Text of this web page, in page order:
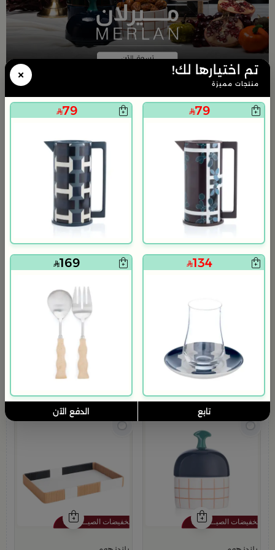
طقم تقديم القهوة من ميرلان
509
ترمس قهوة و شاي بسعة 1 لتر باللون البني من ميرلان
199
249 20% خصم
تم بيع 100+ مؤخراً
طقم فناجيل قهوة 6 قطع متعدد الألوان من ميرلان
× تم اختيارها لك!
منتجات مميزة
79
79
134
169
تابع الدفع الآن